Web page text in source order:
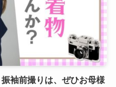
袖前撮りは、ぜひお母様